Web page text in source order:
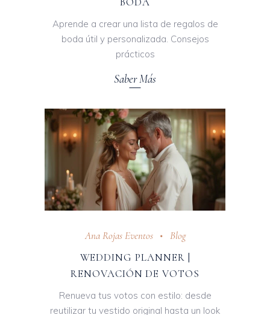
Aprende a crear una lista de regalos de
boda útil y personalizada. Consejos
prácticos
Saber Más
Ana Rojas Eventos
Blog
WEDDING PLANNER |
RENOVACIÓN DE VOTOS
Renueva tus votos con estilo: desde
reutilizar tu vestido original hasta un look